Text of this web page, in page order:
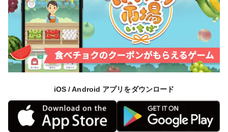
iOS / Android アプリをダウンロード